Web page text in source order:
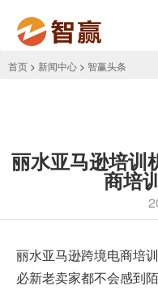
首页 > 新闻中心 > 智赢头条
丽水亚马逊培训
商培
丽水亚马逊跨境电商培
必新老卖家都不会感到